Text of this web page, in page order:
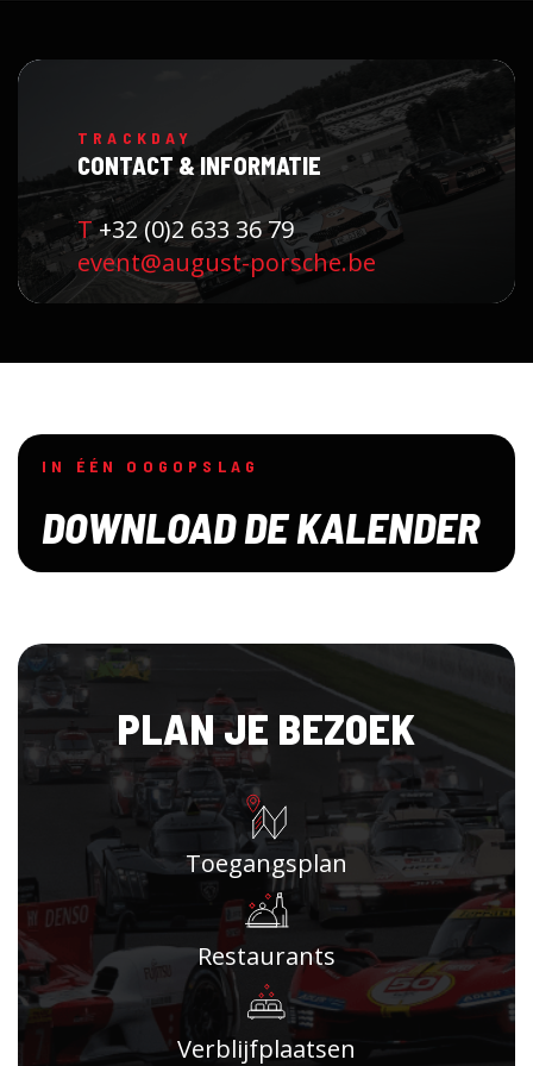
TRACKDAY
CONTACT & INFORMATIE
T+32 (0)2 633 36 79
event@august-porsche.be
IN ÉÉN OOGOPSLAG
DOWNLOAD DE KALENDER
PLAN JE BEZOEK
Toegangsplan
Restaurants
Verblijfplaatsen